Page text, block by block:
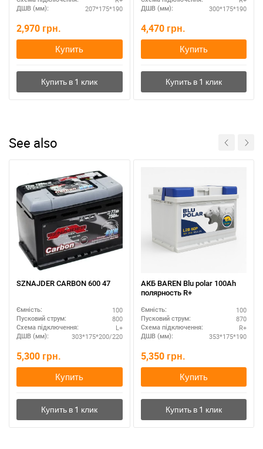
ДШВ (мм): 207*175*190
2,970 грн.
Купить
ДШВ (мм): 300*175*190
4,470 грн.
Купить
See also
SZNAJDER CARBON 600 47
Ємність: 100
Пусковий струм: 800
Схема підключення: L+
ДШВ (мм): 303*175*200/220
5,300 грн.
Купить
АКБ BAREN Blu polar 100Ah
полярность R+
Ємність: 100
Пусковий струм: 870
Схема підключення: R+
ДШВ (мм): 353*175*190
5,350 грн.
Купить